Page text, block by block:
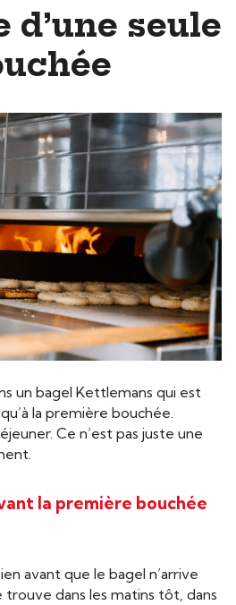
d’une seule
un bagel Kettlemans qui est
la première bouchée.
Ce n’est pas juste une
la première bouchée
avant que le bagel n’arrive
trouve dans les matins tôt, dans